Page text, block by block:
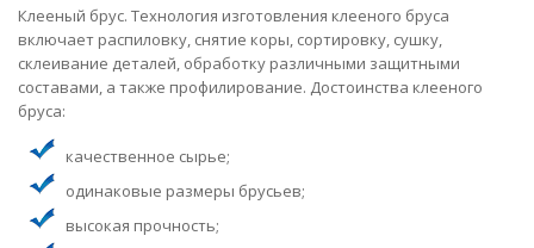
Клееный брус. Технология изготовления клееного бруса
включает распиловку, снятие коры, сортировку, сушку,
склеивание деталей, обработку различными защитными
составами, а также профилирование. Достоинства клееного
бруса:
качественное сырье;
одинаковые размеры брусьев;
высокая прочность;